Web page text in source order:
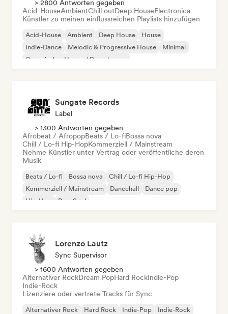
> 2800 Antworten gegeben
Acid-HouseAmbientChill outDeep HouseElectronica
Künstler zu meinen einflussreichen Playlists hinzufügen
Acid-House Ambient Deep House
House
Indie-Dance
Melodic & Progressive House
Minimal
Organischer House / Downtempo
Sungate Records
Label
> 1300 Antworten gegeben
Afrobeat / AfropopBeats / Lo-fiBossa nova
Chill / Lo-fi Hip-HopKommerziell / Mainstream
Nehme Künstler unter Vertrag oder veröffentliche deren
Musik
Beats / Lo-fi Bossa nova
Chill / Lo-fi Hip-Hop
Kommerziell / Mainstream
Dancehall
Dance pop
Hip-Hop
Pop-Soul
Lorenzo Lautz
Sync Supervisor
> 1600 Antworten gegeben
Alternativer RockDream PopHard RockIndie-Pop
Indie-Rock
Lizenziere oder vertrete Tracks für Sync
Alternativer Rock Hard Rock Indie-Pop
Indie-Rock